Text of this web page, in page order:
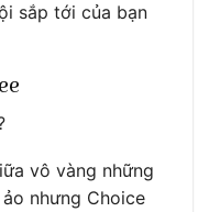
sắp tới của bạn
vô vàng những
nhưng Choice